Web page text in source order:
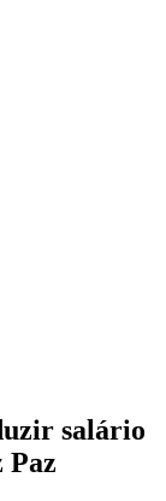
salário
Paz